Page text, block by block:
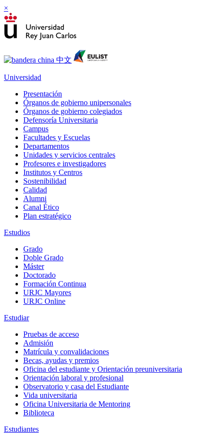
×
Universidad
Presentación
Órganos de gobierno unipersonales
Órganos de gobierno colegiados
Defensoría Universitaria
Campus
Facultades y Escuelas
Departamentos
Unidades y servicios centrales
Profesores e investigadores
Institutos y Centros
Sostenibilidad
Calidad
Alumni
Canal Ético
Plan estratégico
Estudios
Grado
Doble Grado
Máster
Doctorado
Formación Continua
URJC Mayores
URJC Online
Estudiar
Pruebas de acceso
Admisión
Matrícula y convalidaciones
Becas, ayudas y premios
Oficina del estudiante y Orientación preuniversitaria
Orientación laboral y profesional
Observatorio y casa del Estudiante
Vida universitaria
Oficina Universitaria de Mentoring
Biblioteca
Estudiantes